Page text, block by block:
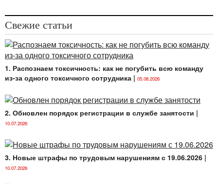
питание в офисе — не такая уж недостижимая
роскошь, как может показаться на первый взгляд.
Только следует помнить о том, что профессионально
организованное питание предполагает строгий
санитарный контроль продуктов, персонала, рабочих
мест на кухнях.
Свежие статьи
1. Распознаем токсичность: как не погубить всю команду
из-за одного токсичного сотрудника | 05.08.2026
2. Обновлен порядок регистрации в службе занятости |
10.07.2026
3. Новые штрафы по трудовым нарушениям с 19.06.2026 |
10.07.2026